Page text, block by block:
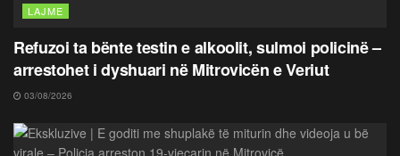
LAJME
Refuzoi ta bënte testin e alkoolit, sulmoi policinë –
arrestohet i dyshuari në Mitrovicën e Veriut
03/08/2026